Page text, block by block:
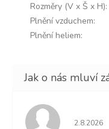
Rozměry (V x Š x H):
Plnění vzduchem:
Plnění heliem:
2.8.2026